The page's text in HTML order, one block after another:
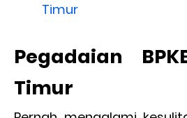
Timur
Pegadaian
Timur